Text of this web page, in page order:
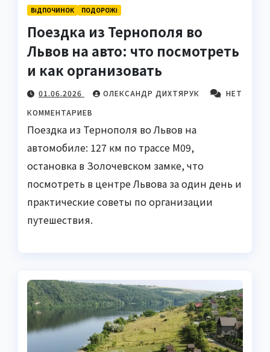
ВІДПОЧИНОК ПОДОРОЖІ
Поездка из Тернополя во
Львов на авто: что посмотреть
и как организовать
01.06.2026 ОЛЕКСАНДР ДИХТЯРУК
НЕТ
КОММЕНТАРИЕВ
Поездка из Тернополя во Львов на
автомобиле: 127 км по трассе М09,
остановка в Золочевском замке, что
посмотреть в центре Львова за один день и
практические советы по организации
путешествия.